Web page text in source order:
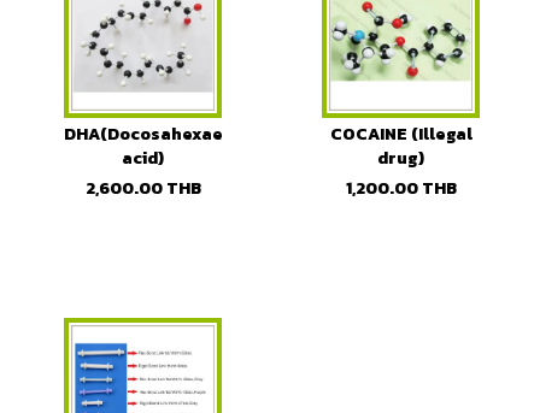
DHA(Docosahexaenoic
acid)
2,600.00 THB
COCAINE (Illegal
drug)
1,200.00 THB